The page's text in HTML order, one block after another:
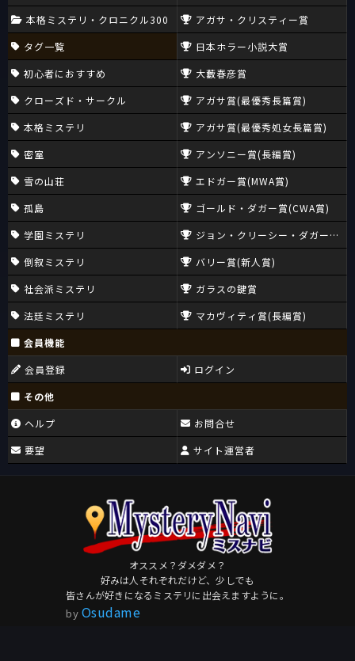
本格ミステリ・クロニクル300
タグ一覧
初心者におすすめ
クローズド・サークル
本格ミステリ
密室
雪の山荘
孤島
学園ミステリ
倒叙ミステリ
社会派ミステリ
法廷ミステリ
アガサ・クリスティー賞
日本ホラー小説大賞
大藪春彦賞
アガサ賞(最優秀長篇賞)
アガサ賞(最優秀処女長篇賞)
アンソニー賞(長編賞)
エドガー賞(MWA賞)
ゴールド・ダガー賞(CWA賞)
ジョン・クリーシー・ダガー賞
バリー賞(新人賞)
ガラスの鍵賞
マカヴィティ賞(長編賞)
会員機能
会員登録
ログイン
その他
ヘルプ
要望
お問合せ
サイト運営者
オススメ？ダメダメ？
好みは人それぞれだけど、少しでも
皆さんが好きになるミステリに出会えますように。
by Osudame